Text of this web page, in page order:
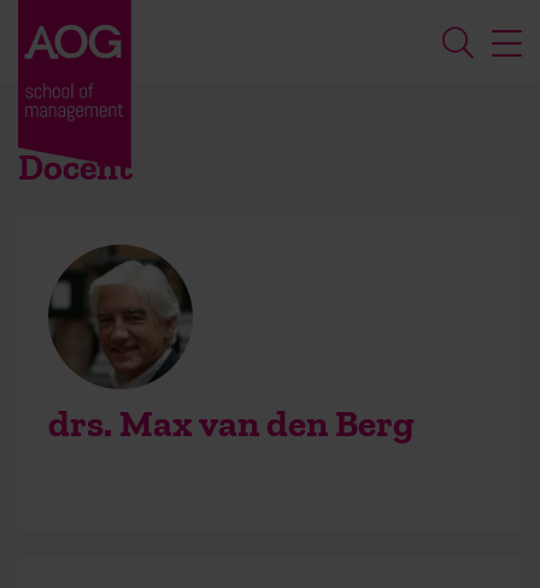
Docent
drs. Max van den Berg